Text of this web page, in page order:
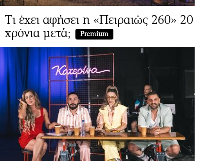
Τι έχει αφήσει η «Πειραιώς 260» 20
χρόνια μετά;
Premium